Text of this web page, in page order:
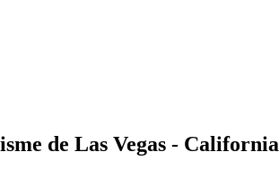
de Las Vegas - California